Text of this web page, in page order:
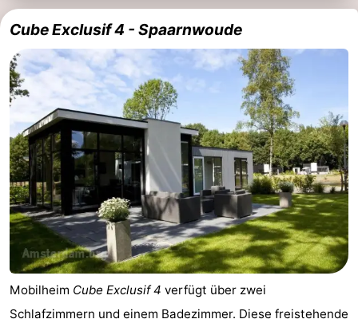
&
Städte
Führungen
Sport
-
Radfahren
-
Wandern
Unterhaltung
Nachtleben
Essen
und
trinken
Einkäufen
-
Cube Exclusif 4 - Spaarnwoude
Mobilheim Cube Exclusif 4 verfügt über zwei
Schlafzimmern und einem Badezimmer. Diese freistehende